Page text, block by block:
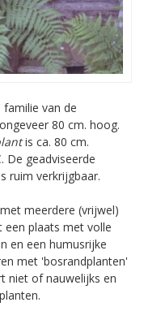
familie van de
80 cm. hoog.
is ca. 80 cm.
De geadviseerde
ruim verkrijgbaar.
meerdere (vrijwel)
een plaats met volle
en een humusrijke
met 'bosrandplanten'
niet of nauwelijks en